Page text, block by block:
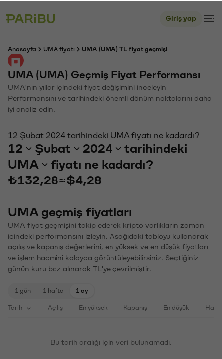
Giriş yap
Anasayfa UMA fiyatı UMA (UMA) TL fiyat geçmişi
UMA (UMA) Geçmiş Fiyat Performansı
UMA'nın yıllar içindeki fiyat değişimini inceleyin.
Performansını ve tarihindeki önemli dönüm noktalarını daha
iyi analiz edin.
12 Şubat 2024 tarihindeki UMA fiyatı ne kadardı?
12 Şubat 2024
tarihindeki
UMA
fiyatı ne kadardı?
₺132,28≈$4,28
UMA geçmiş fiyatları
UMA fiyat geçmişini takip ederek kripto varlıkların zaman
içindeki performansını izleyin. Aşağıdaki tabloyu kullanarak
açılış ve kapanış değerlerini, en yüksek ve en düşük fiyatları
ve işlem hacmini kolayca görüntüleyebilirsiniz. Seçtiğiniz
günün kuru baz alınarak TL'ye çevrilmiştir.
1 gün 1 hafta 1 ay
Tarih Açılış En yüksek Kapanış En düşük
Bu tarih aralığı için veri bulunamadı.